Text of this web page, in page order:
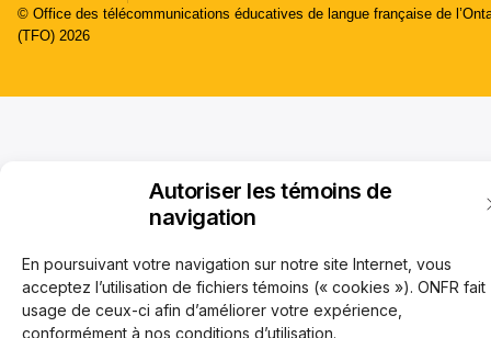
Autoriser les témoins de
navigation
En poursuivant votre navigation sur notre site Internet, vous
acceptez l’utilisation de fichiers témoins (« cookies »). ONFR fait
usage de ceux-ci afin d’améliorer votre expérience,
conformément à nos conditions d’utilisation.
© Office des télécommunications éducatives de langue française de
(TFO) 2026